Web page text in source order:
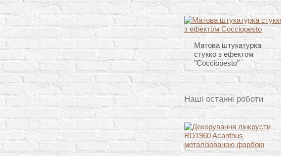
Матова штукатурка
стукко з ефектом
"Cocciopesto"
Наші останні роботи